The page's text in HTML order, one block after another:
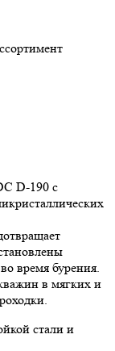
D-190 с
время бурения.
в мягких и
стали и